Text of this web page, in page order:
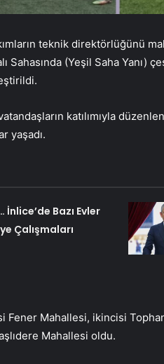
teknik direktörlüğünü
Sahasında (Yeşil Saha Yanı)
katılımıyla
yaşadı.
İnlice’de Bazı Evler
Çalışmaları
Fener Mahallesi, ikincisi
Mahallesi oldu.